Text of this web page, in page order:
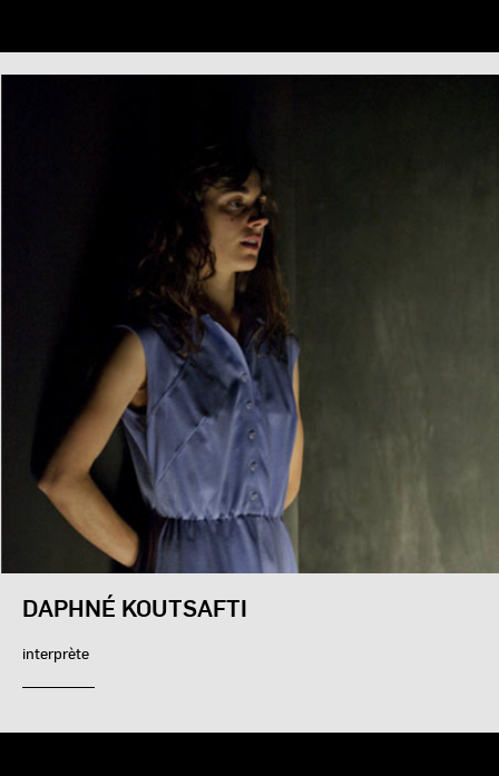
DAPHNÉ KOUTSAFTI
interprète